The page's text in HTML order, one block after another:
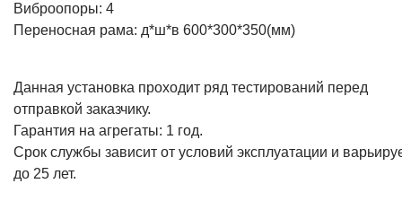
Виброопоры: 4
Переносная рама: д*ш*в 600*300*350(мм)
Данная установка проходит ряд тестирований перед
отправкой заказчику.
Гарантия на агрегаты: 1 год.
Срок службы зависит от условий эксплуатации и
до 25 лет.